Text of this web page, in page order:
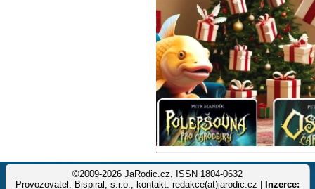
©2009-2026 JaRodic.cz, ISSN 1804-0632
Provozovatel: Bispiral, s.r.o., kontakt: redakce(at)jarodic.cz |
Inzerce: